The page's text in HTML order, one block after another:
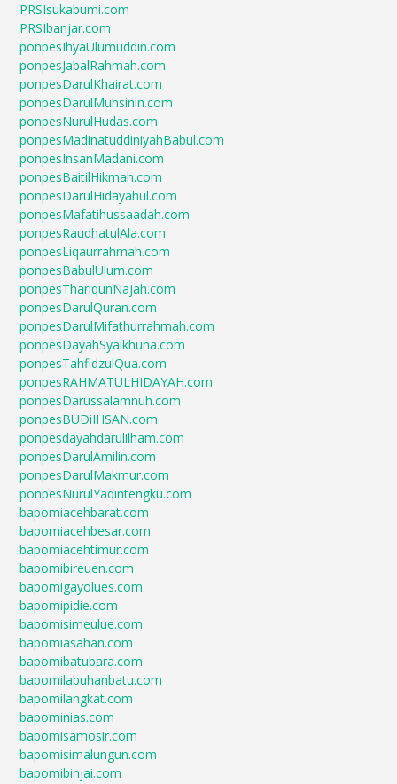
PRSIsukabumi.com
PRSIbanjar.com
ponpesIhyaUlumuddin.com
ponpesJabalRahmah.com
ponpesDarulKhairat.com
ponpesDarulMuhsinin.com
ponpesNurulHudas.com
ponpesMadinatuddiniyahBabul.com
ponpesInsanMadani.com
ponpesBaitilHikmah.com
ponpesDarulHidayahul.com
ponpesMafatihussaadah.com
ponpesRaudhatulAla.com
ponpesLiqaurrahmah.com
ponpesBabulUlum.com
ponpesThariqunNajah.com
ponpesDarulQuran.com
ponpesDarulMifathurrahmah.com
ponpesDayahSyaikhuna.com
ponpesTahfidzulQua.com
ponpesRAHMATULHIDAYAH.com
ponpesDarussalamnuh.com
ponpesBUDiIHSAN.com
ponpesdayahdarulilham.com
ponpesDarulAmilin.com
ponpesDarulMakmur.com
ponpesNurulYaqintengku.com
bapomiacehbarat.com
bapomiacehbesar.com
bapomiacehtimur.com
bapomibireuen.com
bapomigayolues.com
bapomipidie.com
bapomisimeulue.com
bapomiasahan.com
bapomibatubara.com
bapomilabuhanbatu.com
bapomilangkat.com
bapominias.com
bapomisamosir.com
bapomisimalungun.com
bapomibinjai.com